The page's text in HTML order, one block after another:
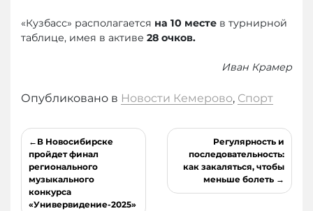
«Кузбасс» располагается на 10 месте в турнирной
таблице, имея в активе 28 очков.
Иван Крамер
Опубликовано в Новости Кемерово, Спорт
Навигация
по
записям
В Новосибирске
пройдет финал
регионального
музыкального
конкурса
«Универвидение-2025»
Регулярность и
последовательность:
как закаляться, чтобы
меньше болеть